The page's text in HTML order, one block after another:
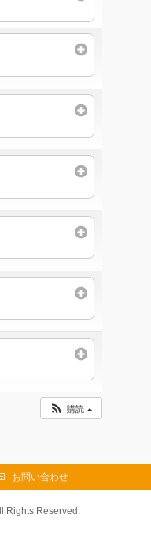
購読
お問い合わせ
Rights Reserved.